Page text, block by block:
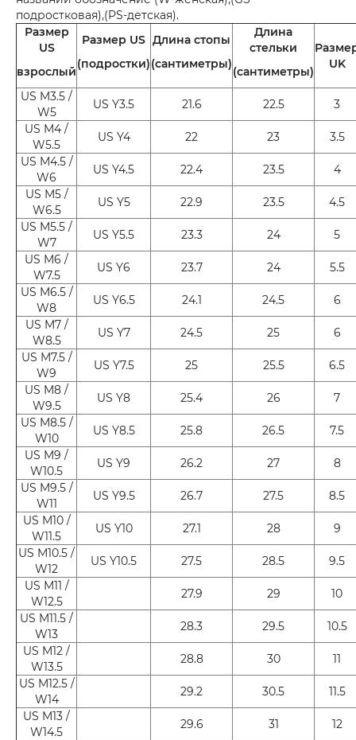
подростковая),(PS-детская).
Размер
US
взрослый
Размер US
(подростки)
Длина стопы
(сантиметры)
Длина
стельки
(сантиметры)
UK
US M3.5 /
W5
US Y3.5 21.6 22.5
3
US M4 /
W5.5
US Y4 22 23
3.5
US M4.5 /
W6
US Y4.5 22.4 23.5
4
US M5 /
W6.5
US Y5 22.9 23.5
4.5
US M5.5 /
W7
US Y5.5 23.3 24
5
US M6 /
W7.5
US Y6 23.7 24
5.5
US M6.5 /
W8
US Y6.5 24.1 24.5
6
US M7 /
W8.5
US Y7 24.5 25
6
US M7.5 /
W9
US Y7.5 25 25.5
6.5
US M8 /
W9.5
US Y8 25.4 26
7
US M8.5 /
W10
US Y8.5 25.8 26.5
7.5
US M9 /
W10.5
US Y9 26.2 27
8
US M9.5 /
W11
US Y9.5 26.7 27.5
8.5
US M10 /
W11.5
US Y10 27.1 28
9
US M10.5 /
W12
US Y10.5 27.5 28.5
9.5
US M11 /
W12.5
27.9 29
10
US M11.5 /
W13
28.3 29.5
10.5
US M12 /
W13.5
28.8 30
11
US M12.5 /
W14
29.2 30.5
11.5
US M13 /
W14.5
29.6 31
12